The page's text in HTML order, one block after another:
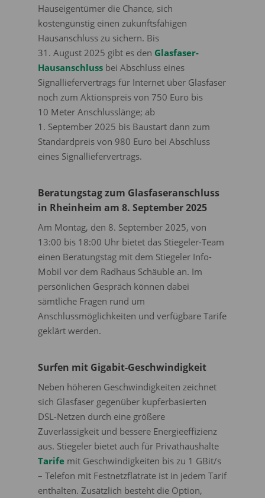
Hauseigentümer die Chance, sich
kostengünstig einen zukunftsfähigen
Hausanschluss zu sichern. Bis
31. August 2025 gibt es den Glasfaser-
Hausanschluss bei Abschluss eines
Signalliefervertrags für Internet über Glasfaser
noch zum Aktionspreis von 750 Euro bis
10 Meter Anschlusslänge; ab
1. September 2025 bis Baustart dann zum
Standardpreis von 980 Euro bei Abschluss
eines Signalliefervertrags.
Beratungstag zum Glasfaseranschluss
in Rheinheim am 8. September 2025
Am Montag, den 8. September 2025, von
13:00 bis 18:00 Uhr bietet das Stiegeler-Team
einen Beratungstag mit dem Stiegeler Info-
Mobil vor dem Radhaus Schäuble an. Im
persönlichen Gespräch können dabei
sämtliche Fragen rund um
Anschlussmöglichkeiten und verfügbare Tarife
geklärt werden.
Surfen mit Gigabit-Geschwindigkeit
Neben höheren Geschwindigkeiten zeichnet
sich Glasfaser gegenüber kupferbasierten
DSL-Netzen durch eine größere
Zuverlässigkeit und bessere Energieeffizienz
aus. Stiegeler bietet auch für Privathaushalte
Tarife mit Geschwindigkeiten bis zu 1 GBit/s
– Telefon mit Festnetzflatrate ist in jedem Tarif
enthalten. Zusätzlich besteht die Option,